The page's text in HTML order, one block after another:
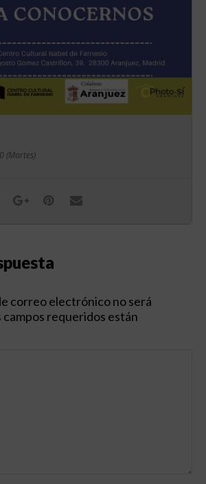
(Martes)
correo electrónico no será
campos requeridos están